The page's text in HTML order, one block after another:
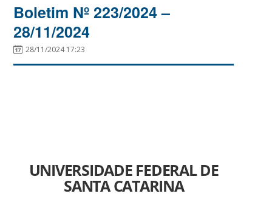
Boletim Nº 223/2024 –
28/11/2024
28/11/2024 17:23
UNIVERSIDADE FEDERAL DE
SANTA CATARINA